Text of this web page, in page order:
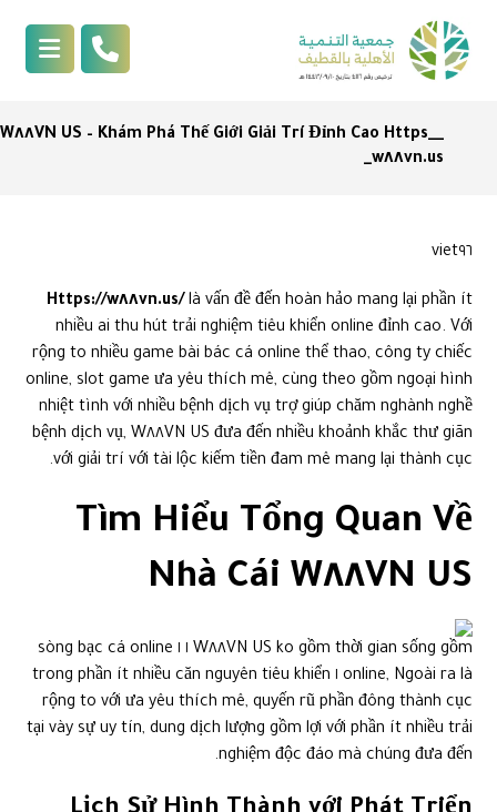
W٨٨VN US – Khám Phá Thế Giới Giải Trí Đỉnh Cao Https__
w٨٨vn.us_
viet٩٦
Https://w٨٨vn.us/là vấn đề đến hoàn hảo mang lại phần ít
nhiều ai thu hút trải nghiệm tiêu khiển online đỉnh cao. Với
rộng to nhiều game bài bác cá online thể thao, công ty chiếc
online, slot game ưa yêu thích mê, cùng theo gồm ngoại hình
nhiệt tình với nhiều bệnh dịch vụ trợ giúp chăm nghành nghề
bệnh dịch vụ, W٨٨VN US đưa đến nhiều khoảnh khắc thư giãn
với giải trí với tài lộc kiếm tiền đam mê mang lại thành cục.
Tìm Hiểu Tổng Quan Về
Nhà Cái W٨٨VN US
W٨٨VN US ko gồm thời gian sống gồm ١ ١ sòng bạc cá online
online, Ngoài ra là ١ trong phần ít nhiều căn nguyên tiêu khiển
rộng to với ưa yêu thích mê, quyến rũ phần đông thành cục
tại vày sự uy tín, dung dịch lượng gồm lợi với phần ít nhiều trải
nghiệm độc đáo mà chúng đưa đến.